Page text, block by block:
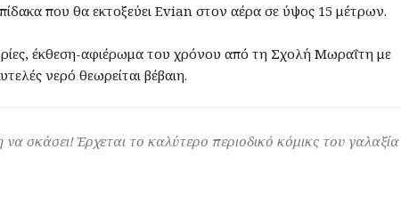
που θα εκτοξεύει Evian στον αέρα σε ύψος 15 μέτρων.
έκθεση-αφιέρωμα του χρόνου από τη Σχολή Μωραΐτη με
νερό θεωρείται βέβαιη.
να σκάσει! Έρχεται το καλύτερο περιοδικό κόμικς του γαλαξία